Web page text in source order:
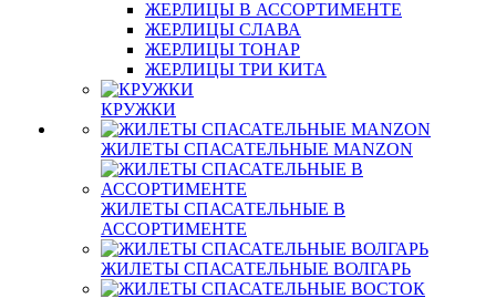
ЖЕРЛИЦЫ В АССОРТИМЕНТЕ
ЖЕРЛИЦЫ СЛАВА
ЖЕРЛИЦЫ ТОНАР
ЖЕРЛИЦЫ ТРИ КИТА
КРУЖКИ
ЖИЛЕТЫ СПАСАТЕЛЬНЫЕ MANZON
ЖИЛЕТЫ СПАСАТЕЛЬНЫЕ В
АССОРТИМЕНТЕ
ЖИЛЕТЫ СПАСАТЕЛЬНЫЕ ВОЛГАРЬ